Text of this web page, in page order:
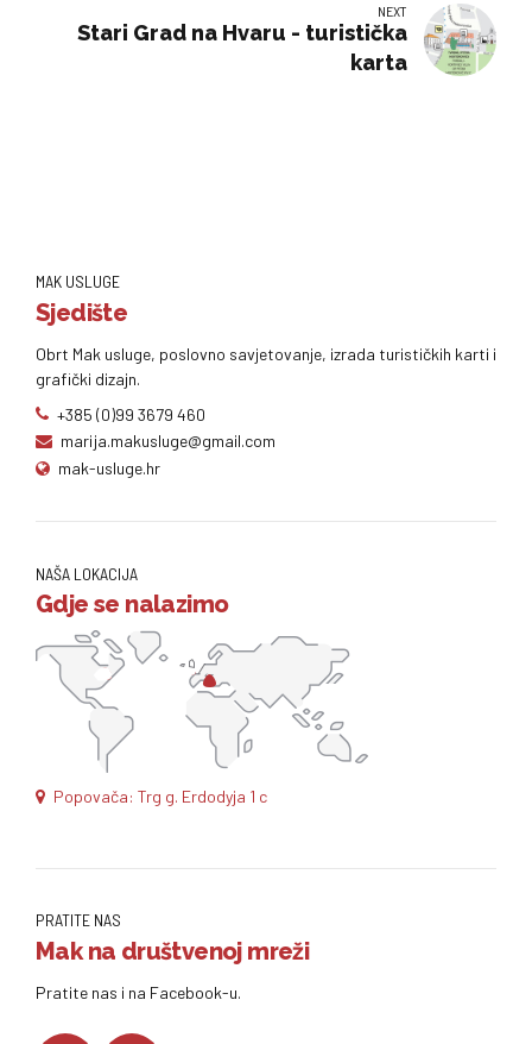
NEXT
Stari Grad na Hvaru - turistička
karta
MAK USLUGE
Sjedište
Obrt Mak usluge, poslovno savjetovanje, izrada turističkih karti i
grafički dizajn.
+385 (0)99 3679 460
marija.makusluge@gmail.com
mak-usluge.hr
NAŠA LOKACIJA
Gdje se nalazimo
Popovača: Trg g. Erdodyja 1 c
PRATITE NAS
Mak na društvenoj mreži
Pratite nas i na Facebook-u.